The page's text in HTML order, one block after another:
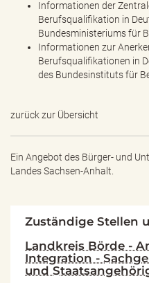
Informationen der
Berufsqualifikation in
Bundesministeriums für
Informationen zur
Berufsqualifikationen in
des Bundesinstituts für
zurück zur Übersicht
Ein Angebot des Bürger- und
Landes Sachsen-Anhalt.
Zuständige Stellen
Landkreis Börde -
Integration -
und